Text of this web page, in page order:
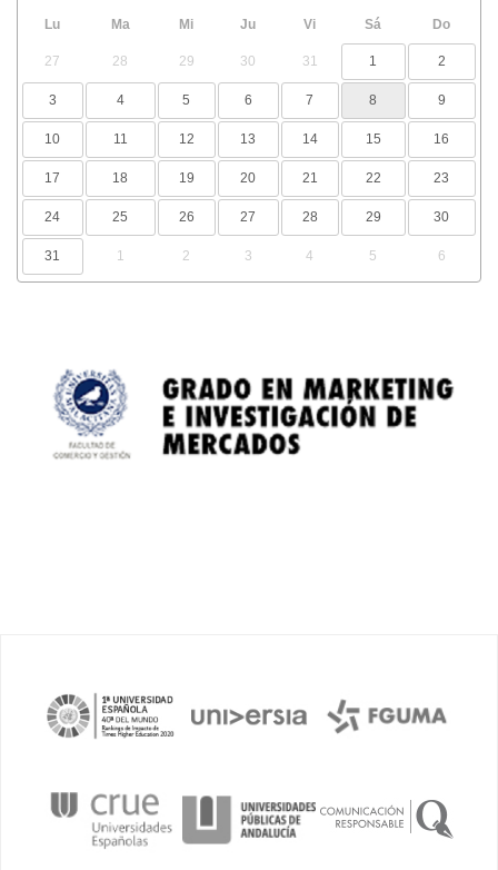
Lu Ma Mi Ju Vi Sá Do
27 28 29 30 31 1 2
3 4 5 6 7 8 9
10 11 12 13 14 15 16
17 18 19 20 21 22 23
24 25 26 27 28 29 30
31 1 2 3 4 5 6